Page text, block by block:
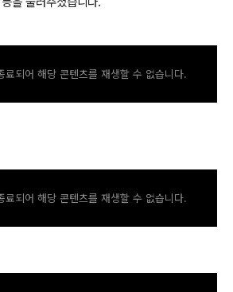
료되어 해당 콘텐츠를 재생할 수 없습니다.
료되어 해당 콘텐츠를 재생할 수 없습니다.